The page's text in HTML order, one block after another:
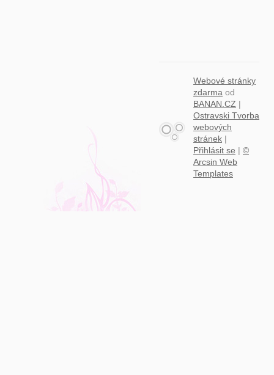
Webové stránky
zdarma od
BANAN.CZ |
Ostravski Tvorba
webových
stránek |
Přihlásit se | ©
Arcsin Web
Templates